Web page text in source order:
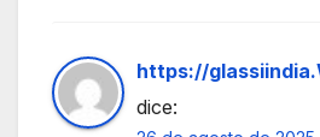
https://
dice: